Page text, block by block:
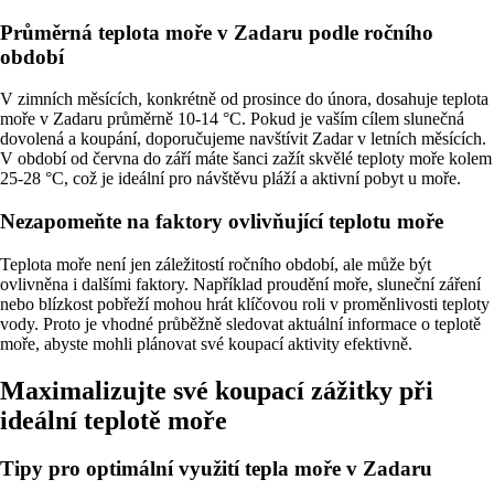
Průměrná teplota moře v Zadaru podle ročního
období
V zimních měsících, konkrétně od prosince do února, dosahuje teplota
moře v Zadaru průměrně 10-14 °C. Pokud je vaším cílem slunečná
dovolená a koupání, doporučujeme navštívit Zadar v letních měsících.
V období od června do září máte šanci zažít skvělé teploty moře kolem
25-28 °C, což je ideální pro návštěvu pláží a aktivní pobyt u moře.
Nezapomeňte na faktory ovlivňující teplotu moře
Teplota moře není jen záležitostí ročního období, ale může být
ovlivněna i dalšími faktory. Například proudění moře, sluneční záření
nebo blízkost pobřeží mohou hrát klíčovou roli v proměnlivosti teploty
vody. Proto je vhodné průběžně sledovat aktuální informace o teplotě
moře, abyste mohli plánovat své koupací aktivity efektivně.
Maximalizujte své koupací zážitky při
ideální teplotě moře
Tipy pro optimální využití tepla moře v Zadaru